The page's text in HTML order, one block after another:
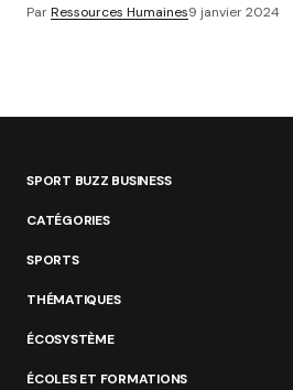
ParRessources Humaines9 janvier 2024
SPORT BUZZ BUSINESS
CATÉGORIES
SPORTS
THÉMATIQUES
ÉCOSYSTÈME
ÉCOLES ET FORMATIONS